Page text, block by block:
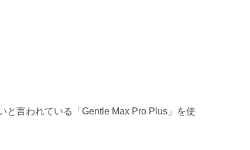
と言われている「Gentle Max Pro Plus」を使